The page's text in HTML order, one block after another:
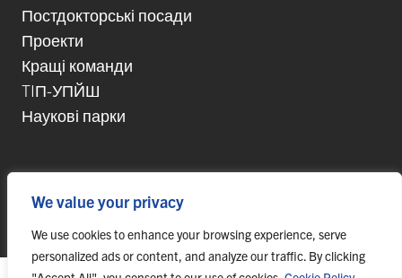
We value your privacy
We use cookies to enhance your browsing experience, serve
personalized ads or content, and analyze our traffic. By clicking
Постдокторські посади
Проекти
Кращі команди
TIП-УПЙШ
Наукові парки
© 2023 Univerzita Pavla Jozefa Šafárika v Košiciach,